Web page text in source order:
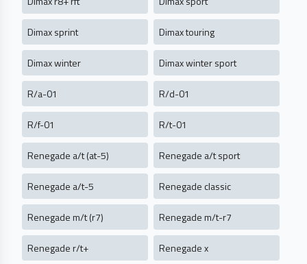
Dimax sprint Dimax touring
Dimax winter Dimax winter sport
R/a-01 R/d-01
R/f-01 R/t-01
Renegade a/t (at-5) Renegade a/t sport
Renegade a/t-5 Renegade classic
Renegade m/t (r7) Renegade m/t-r7
Renegade r/t+ Renegade x